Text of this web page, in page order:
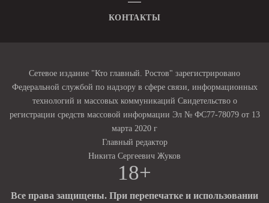
КОНТАКТЫ
Сетевое издание "Кто главный. Ростов" зарегистрировано
Федеральной службой по надзору в сфере связи, информационных
технологий и массовых коммуникаций Свидетельство о
регистрации средств массовой информации Эл № ФС77-78079 от 13
марта 2020 г
Главный редактор
Никита Сергеевич Жуков
18+
Все права защищены. При перепечатке и использовании